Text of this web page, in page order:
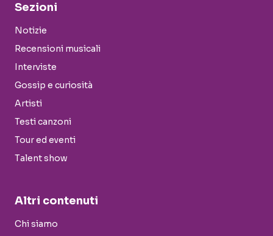
Sezioni
Notizie
Recensioni musicali
Interviste
Gossip e curiosità
Artisti
Testi canzoni
Tour ed eventi
Talent show
Altri contenuti
Chi siamo